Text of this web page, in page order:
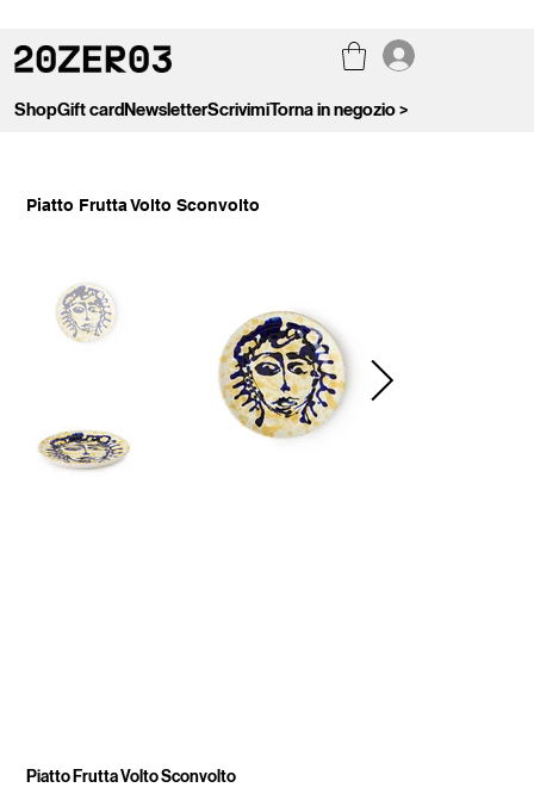
ShopGift cardNewsletterScrivimiTorna in negozio >
Piatto Frutta Volto Sconvolto
Piatto Frutta Volto Sconvolto